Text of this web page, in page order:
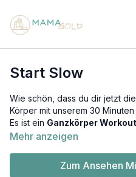
Start Slow
Wie schön, dass du dir jetzt
Körper mit unserem 30
Es ist ein Ganzkörper Workout
dennoch kraftvoll jeden
alle gefährlichen
Mehr anzeigen
Zum Ansehen